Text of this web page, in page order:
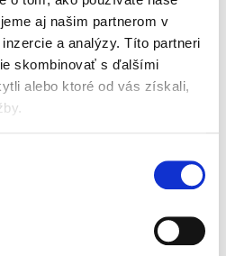
aj našim partnerom v
a analýzy. Títo partneri
skombinovať s ďalšími
alebo ktoré od vás získali,
Zmluvné záväzky v
autorskom práve